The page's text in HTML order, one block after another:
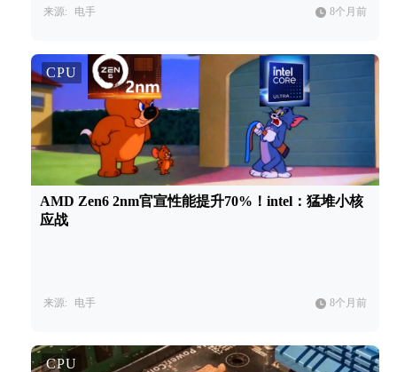
来源: 电手 8个月前
CPU
AMD Zen6 2nm官宣性能提升70%！intel：猛堆小核
应战
来源: 电手 8个月前
CPU